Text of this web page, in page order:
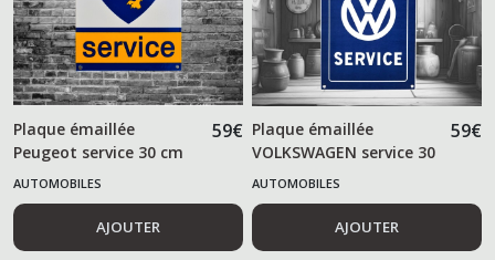
Plaque émaillée
Peugeot service 30 cm
59€
AUTOMOBILES
AJOUTER
Plaque émaillée
VOLKSWAGEN service 30
cm
59€
AUTOMOBILES
AJOUTER